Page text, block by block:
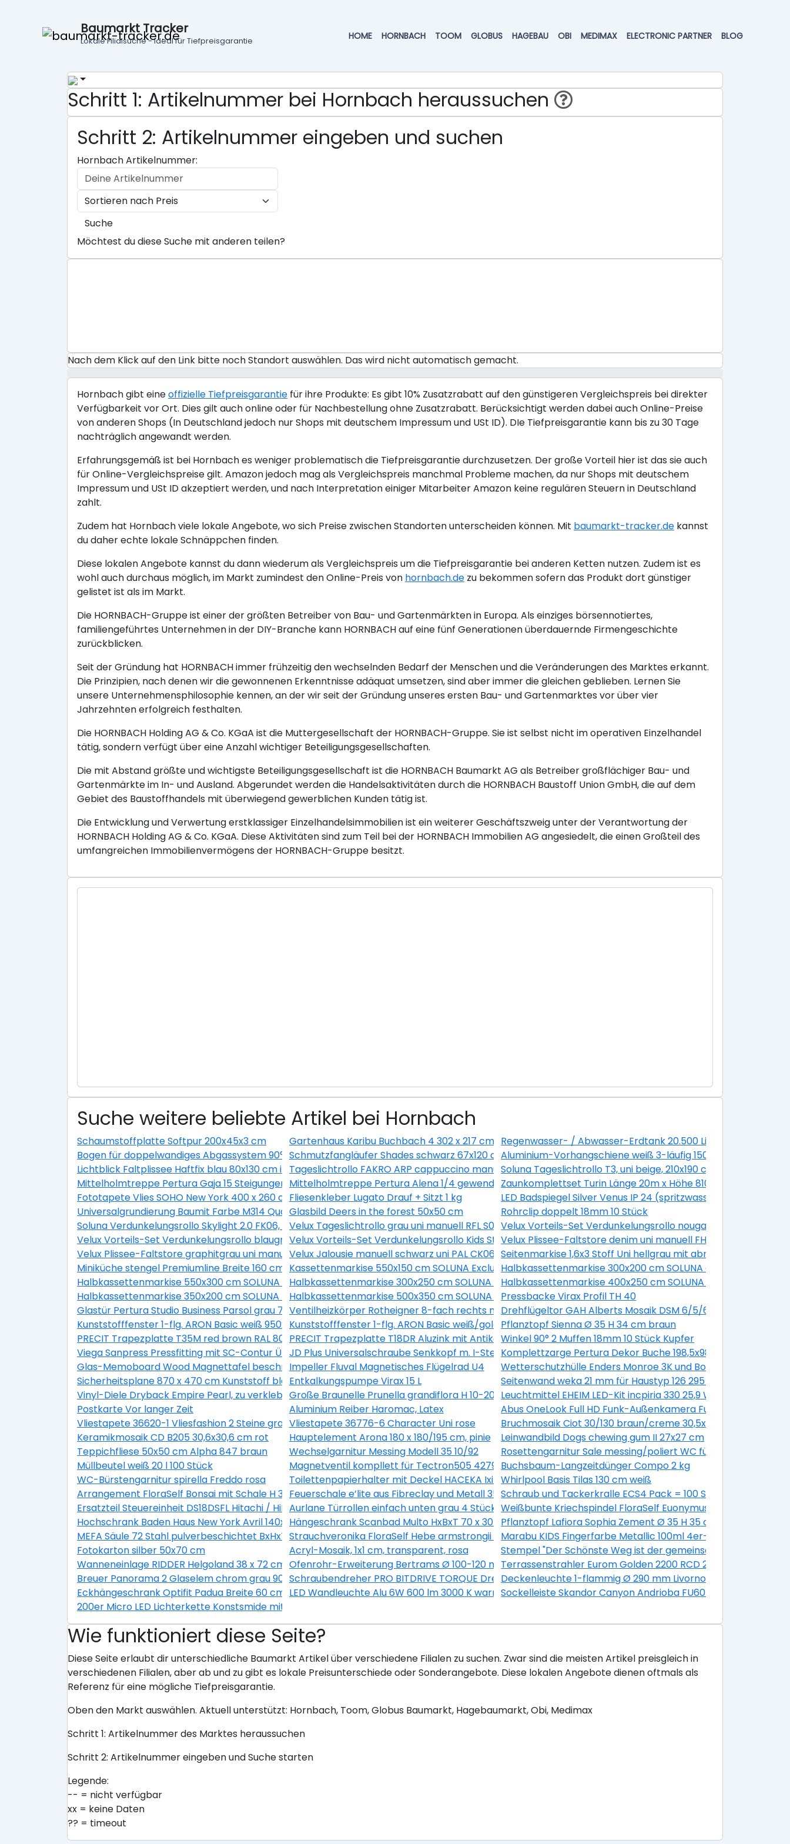
Baumarkt Tracker
Lokale Filialsuche - ideal für Tiefpreisgarantie HOME HORNBACH TOOM GLOBUS HAGEBAU OBI MEDIMAX ELECTRONIC PARTNER BLOG
Schritt 1: Artikelnummer bei Hornbach heraussuchen
Schritt 2: Artikelnummer eingeben und suchen
Hornbach Artikelnummer:
Suche
Möchtest du diese Suche mit anderen teilen?
Nach dem Klick auf den Link bitte noch Standort auswählen. Das wird nicht automatisch gemacht.
Hornbach gibt eineoffizielle Tiefpreisgarantie für ihre Produkte: Es gibt 10% Zusatzrabatt auf den günstigeren Vergleichspreis bei direkter
Verfügbarkeit vor Ort. Dies gilt auch online oder für Nachbestellung ohne Zusatzrabatt. Berücksichtigt werden dabei auch Online-Preise
von anderen Shops (In Deutschland jedoch nur Shops mit deutschem Impressum und USt ID). DIe Tiefpreisgarantie kann bis zu 30 Tage
nachträglich angewandt werden.
Erfahrungsgemäß ist bei Hornbach es weniger problematisch die Tiefpreisgarantie durchzusetzen. Der große Vorteil hier ist das sie auch
für Online-Vergleichspreise gilt. Amazon jedoch mag als Vergleichspreis manchmal Probleme machen, da nur Shops mit deutschem
Impressum und USt ID akzeptiert werden, und nach Interpretation einiger Mitarbeiter Amazon keine regulären Steuern in Deutschland
zahlt.
Zudem hat Hornbach viele lokale Angebote, wo sich Preise zwischen Standorten unterscheiden können. Mit baumarkt-tracker.de kannst
du daher echte lokale Schnäppchen finden.
Diese lokalen Angebote kannst du dann wiederum als Vergleichspreis um die Tiefpreisgarantie bei anderen Ketten nutzen. Zudem ist es
wohl auch durchaus möglich, im Markt zumindest den Online-Preis von hornbach.de zu bekommen sofern das Produkt dort günstiger
gelistet ist als im Markt.
Die HORNBACH-Gruppe ist einer der größten Betreiber von Bau- und Gartenmärkten in Europa. Als einziges börsennotiertes,
familiengeführtes Unternehmen in der DIY-Branche kann HORNBACH auf eine fünf Generationen überdauernde Firmengeschichte
zurückblicken.
Seit der Gründung hat HORNBACH immer frühzeitig den wechselnden Bedarf der Menschen und die Veränderungen des Marktes erkannt.
Die Prinzipien, nach denen wir die gewonnenen Erkenntnisse adäquat umsetzen, sind aber immer die gleichen geblieben. Lernen Sie
unsere Unternehmensphilosophie kennen, an der wir seit der Gründung unseres ersten Bau- und Gartenmarktes vor über vier
Jahrzehnten erfolgreich festhalten.
Die HORNBACH Holding AG & Co. KGaA ist die Muttergesellschaft der HORNBACH-Gruppe. Sie ist selbst nicht im operativen Einzelhandel
tätig, sondern verfügt über eine Anzahl wichtiger Beteiligungsgesellschaften.
Die mit Abstand größte und wichtigste Beteiligungsgesellschaft ist die HORNBACH Baumarkt AG als Betreiber großflächiger Bau- und
Gartenmärkte im In- und Ausland. Abgerundet werden die Handelsaktivitäten durch die HORNBACH Baustoff Union GmbH, die auf dem
Gebiet des Baustoffhandels mit überwiegend gewerblichen Kunden tätig ist.
Die Entwicklung und Verwertung erstklassiger Einzelhandelsimmobilien ist ein weiterer Geschäftszweig unter der Verantwortung der
HORNBACH Holding AG & Co. KGaA. Diese Aktivitäten sind zum Teil bei der HORNBACH Immobilien AG angesiedelt, die einen Großteil des
umfangreichen Immobilienvermögens der HORNBACH-Gruppe besitzt.
Suche weitere beliebte Artikel bei Hornbach
Schaumstoffplatte Softpur 200x45x3 cm Gartenhaus Karibu Buchbach 4 302 x 217 cm terragrauRegenwasser- / Abwasser-Erdtank 20.500 Liter GVT 20.5
Bogen für doppelwandiges Abgassystem 90° FU DN130Schmutzfangläufer Shades schwarz 67x120 cmAluminium-Vorhangschiene weiß 3-läufig 150 cm
Lichtblick Faltplissee Haftfix blau 80x130 cm inkl. SaugnäpfeTageslichtrollo FAKRO ARP cappuccino manuell 94x118 cm (08)Soluna Tageslichtrollo T3, uni beige, 210x190 cm
Mittelholmtreppe Pertura Gaja 15 Steigungen Weiß/Buche-TaubengrauMittelholmtreppe Pertura Alena 1/4 gewendelt mit Einzelstabgeländer 14 Steigungen/ 13 Stufen 85 cm
Zaunkomplettset Turin Länge 20m x Höhe 810 mm inkl.
Fototapete Vlies SOHO New York 400 x 260 cmFliesenkleber Lugato Drauf + Sitzt 1 kg
LED Badspiegel Silver Venus IP 24 (spritzwassergeschützt)
Universalgrundierung Baumit Farbe M314 Quarzgrund 15 kgGlasbild Deers in the forest 50x50 cm
Rohrclip doppelt 18mm 10 Stück
Soluna Verdunkelungsrollo Skylight 2.0 FK06, weiß, 49x99 cmVelux Tageslichtrollo grau uni manuell RFL S04 4161SVelux Vorteils-Set Verdunkelungsrollo nougat uni und
Velux Vorteils-Set Verdunkelungsrollo blaugrau uni und Faltstore Plissee weiß manuell DFD M04 4581SWL
Velux Vorteils-Set Verdunkelungsrollo Kids Straßen plus Faltstore Plissee weiß DFD M10 4655S
Velux Plissee-Faltstore denim uni manuell FHL UK04 1286SWL
Velux Plissee-Faltstore graphitgrau uni manuell FHL MK08 1274SWLVelux Jalousie manuell schwarz uni PAL CK06 7062SSeitenmarkise 1,6x3 Stoff Uni hellgrau mit abnehmbarem
Miniküche stengel Premiumline Breite 160 cm MPGS160 KS Induktion Becken rechtsKassettenmarkise 550x150 cm SOLUNA Exclusiv mit Motor Dessin 8430 Gestell silber
Halbkassettenmarkise 300x200 cm SOLUNA ohne Motor
Halbkassettenmarkise 550x300 cm SOLUNA ohne Motor Dessin A131Halbkassettenmarkise 300x250 cm SOLUNA ohne Motor Dessin 320477Halbkassettenmarkise 400x250 cm SOLUNA ohne Motor
Halbkassettenmarkise 350x200 cm SOLUNA mit Motor Dessin 7838Halbkassettenmarkise 500x350 cm SOLUNA Comfort mit Motor Dessin Trend U190 inkl. Sonnen und
Pressbacke Virax Profil TH 40
Glastür Pertura Studio Business Parsol grau 709x2097x8 mm DIN Links/RechtsVentilheizkörper Rotheigner 8-fach rechts mit Laschen Typ E 500x1100 mm RAL geprüft
Drehflügeltor GAH Alberts Mosaik DSM 6/5/6 inkl.
Kunststofffenster 1-flg. ARON Basic weiß 950x550 mm DIN LinksKunststofffenster 1-flg. ARON Basic weiß/golden oak 1050x650 mm DIN Rechts
Pflanztopf Sienna Ø 35 H 34 cm braun
PRECIT Trapezplatte T35M red brown RAL 8012 2300 x 1095 x 0,63 mmPRECIT Trapezplatte T18DR Aluzink mit Antikondensationsbeschichtung 6100 x 1138 x 0,5 mm
Winkel 90° 2 Muffen 18mm 10 Stück Kupfer
Viega Sanpress Pressfitting mit SC-Contur Übergangsstück 22mmx1/2" AG inox 436483
JD Plus Universalschraube Senkkopf m. I-Stern 4x70 mm galv.verzinkt, 200 Stück
Komplettzarge Pertura Dekor Buche 198,5x98,5x16,0 cm Links
Glas-Memoboard Wood Magnettafel beschriftbar weiss 30x30 cmImpeller Fluval Magnetisches Flügelrad U4
Wetterschutzhülle Enders Monroe 3K und Boston 3K
Sicherheitsplane 870 x 470 cm Kunststoff blauEntkalkungspumpe Virax 15 L
Seitenwand weka 21 mm für Haustyp 126 295 cm natur
Vinyl-Diele Dryback Empire Pearl, zu verkleben, 23x150 cmGroße Braunelle Prunella grandiflora H 10-20 cm Co 0,5 L (6 Stk.)Leuchtmittel EHEIM LED-Kit incpiria 330 25,9 W
Postkarte Vor langer Zeit
Aluminium Reiber Haromac, Latex
Abus OneLook Full HD Funk-Außenkamera Funk Nachtsicht
Vliestapete 36620-1 Vliesfashion 2 Steine grau Vliestapete 36776-6 Character Uni rose
Bruchmosaik Ciot 30/130 braun/creme 30,5x30,5 cm
Keramikmosaik CD B205 30,6x30,6 cm rot
Hauptelement Arona 180 x 180/195 cm, pinie
Leinwandbild Dogs chewing gum II 27x27 cm
Teppichfliese 50x50 cm Alpha 847 braun
Wechselgarnitur Messing Modell 35 10/92
Rosettengarnitur Sale messing/poliert WC für Bad + WC Türen
Müllbeutel weiß 20 l 100 Stück
Magnetventil kompllett für Tectron505 42791000Buchsbaum-Langzeitdünger Compo 2 kg
WC-Bürstengarnitur spirella Freddo rosa
Toilettenpapierhalter mit Deckel HACEKA Ixi edelstahlWhirlpool Basis Tilas 130 cm weiß
Arrangement FloraSelf Bonsai mit Schale H 30-38 cm Ø 25 cm TopfFeuerschale e’lite aus Fibreclay und Metall 35 x 35 x 72 cm grauSchraub und Tackerkralle ECS4 Pack = 100 Stück
Ersatzteil Steuereinheit DS18DSFL Hitachi / HiKOKI 332823Aurlane Türrollen einfach unten grau 4 Stück DE142Weißbunte Kriechspindel FloraSelf Euonymus fortunei
Hochschrank Baden Haus New York Avril 140x35 cm gebleichte Eiche mit Spiegel
Hängeschrank Scanbad Multo HxBxT 70 x 30 x 19cm Pinie greyPflanztopf Lafiora Sophia Zement Ø 35 H 35 cm grau
MEFA Säule 72 Stahl pulverbeschichtet BxHxT 205/1100/47 mm Verkehrsweiß RAL 9016
Strauchveronika FloraSelf Hebe armstrongii 'Green Boys' Ø 12 cm Topf
Marabu KIDS Fingerfarbe Metallic 100ml 4er-Set
Fotokarton silber 50x70 cm
Acryl-Mosaik, 1x1 cm, transparent, rosa
Stempel "Der Schönste Weg ist der gemeinsame"
Wanneneinlage RIDDER Helgoland 38 x 72 cm weiß blauOfenrohr-Erweiterung Bertrams Ø 100-120 mm feueraluminiert silberTerrassenstrahler Eurom Golden 2200 RCD 2200W
Breuer Panorama 2 Glaselem chrom grau 90/50 cm 3457005003262Schraubendreher PRO BITDRIVE TORQUE Drehmoment 1,0 - 5,0 NmDeckenleuchte 1-flammig Ø 290 mm Livorno weiß/titanium
Eckhängeschrank Optifit Padua Breite 60 cm KUPD OED606-9+ Nachbildung Eiche-hell sägerau
LED Wandleuchte Alu 6W 600 lm 3000 K warmweiß HxL 80x130 mm Sania nickel-matt
Sockelleiste Skandor Canyon Andrioba FU60L 19x58x2400 mm
200er Micro LED Lichterkette Konstsmide mit App bernstein
Wie funktioniert diese Seite?
Diese Seite erlaubt dir unterschiedliche Baumarkt Artikel über verschiedene Filialen zu suchen. Zwar sind die meisten Artikel preisgleich in
verschiedenen Filialen, aber ab und zu gibt es lokale Preisunterschiede oder Sonderangebote. Diese lokalen Angebote dienen oftmals als
Referenz für eine mögliche Tiefpreisgarantie.
Oben den Markt auswählen. Aktuell unterstützt: Hornbach, Toom, Globus Baumarkt, Hagebaumarkt, Obi, Medimax
Schritt 1: Artikelnummer des Marktes heraussuchen
Schritt 2: Artikelnummer eingeben und Suche starten
Legende:
-- = nicht verfügbar
xx = keine Daten
?? = timeout